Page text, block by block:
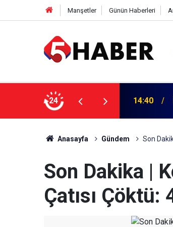
Manşetler Günün Haberleri
24
dahil 11 kişi gözaltına alındı 13:55
Anasayfa Gündem Son
Son Dakika |
Çatısı Çöktü: